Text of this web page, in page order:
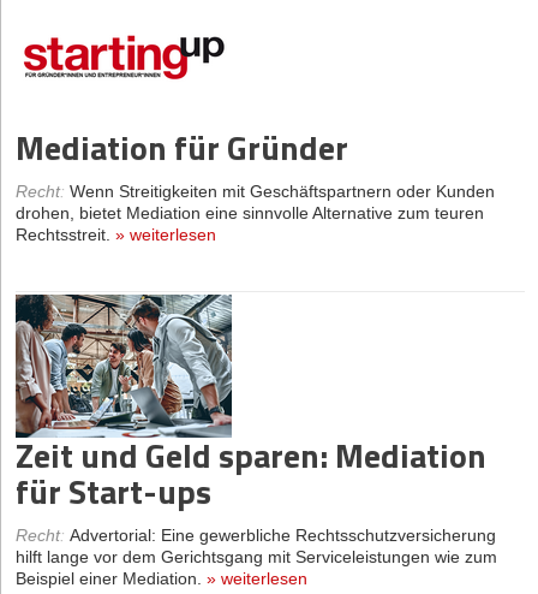
Mediation für Gründer
Recht: Wenn Streitigkeiten mit Geschäftspartnern oder Kunden
drohen, bietet Mediation eine sinnvolle Alterna­tive zum teuren
Rechtsstreit. » weiterlesen
Zeit und Geld sparen: Mediation
für Start-ups
Recht: Advertorial: Eine gewerbliche Rechtsschutzversicherung
hilft lange vor dem Gerichtsgang mit Serviceleistungen wie zum
Beispiel einer Mediation. » weiterlesen